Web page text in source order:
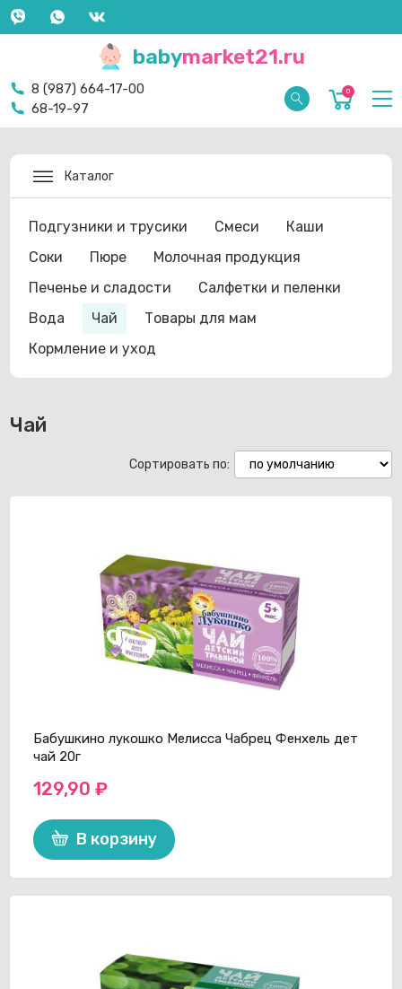
babymarket21.ru
8 (987) 664-17-00
68-19-97
0
Каталог
Подгузники и трусики Смеси
Каши
Соки
Пюре
Молочная продукция
Печенье и сладости
Салфетки и пеленки
Вода
Чай
Товары для мам
Кормление и уход
Чай
Сортировать по:
Бабушкино лукошко Мелисса Чабрец Фенхель дет
чай 20г
129,90₽
В корзину